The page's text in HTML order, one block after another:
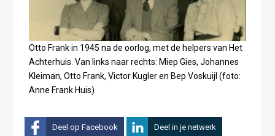
Otto Frank in 1945 na de oorlog, met de helpers van Het
Achterhuis. Van links naar rechts: Miep Gies, Johannes
Kleiman, Otto Frank, Victor Kugler en Bep Voskuijl (foto:
Anne Frank Huis)
Deel op Facebook Deel in je netwerk